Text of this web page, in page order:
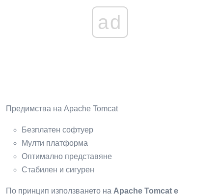
ad
Предимства на Apache Tomcat
Безплатен софтуер
Мулти платформа
Оптимално представяне
Стабилен и сигурен
По принцип използването на Apache Tomcat е